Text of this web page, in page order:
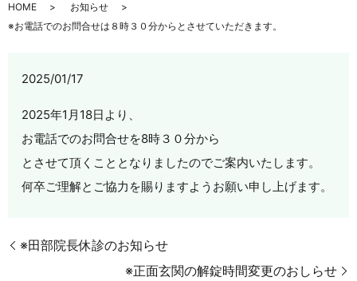
HOME
お知らせ
※お電話でのお問合せは８時３０分からとさせていただきます。
2025/01/17
2025年1月18日より、
お電話でのお問合せを8時３０分から
とさせて頂くこととなりましたのでご案内いたします。
何卒ご理解とご協力を賜りますようお願い申し上げます。
※田部院長休診のお知らせ
※正面玄関の解錠時間変更のおしらせ